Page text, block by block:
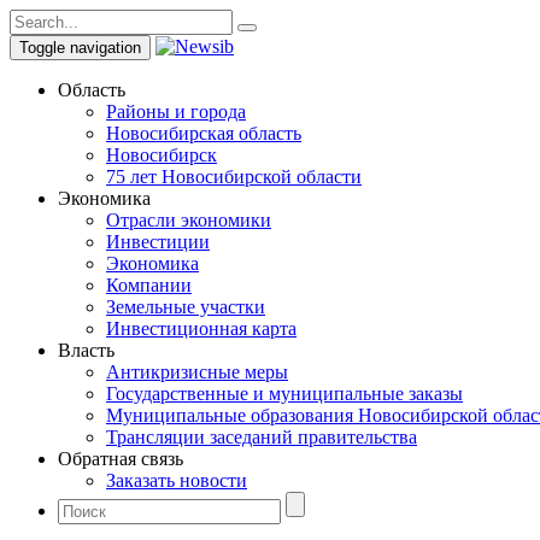
Toggle navigation
Область
Районы и города
Новосибирская область
Новосибирск
75 лет Новосибирской области
Экономика
Отрасли экономики
Инвестиции
Экономика
Компании
Земельные участки
Инвестиционная карта
Власть
Антикризисные меры
Государственные и муниципальные заказы
Муниципальные образования Новосибирской
Трансляции заседаний правительства
Обратная связь
Заказать новости